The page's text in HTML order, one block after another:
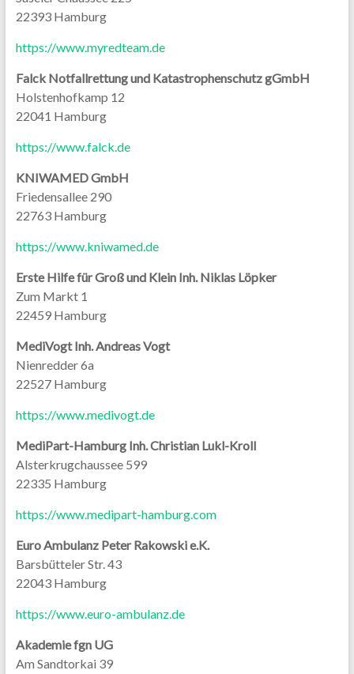
22393 Hamburg
https://www.myredteam.de
Falck Notfallrettung und Katastrophenschutz gGmbH
Holstenhofkamp 12
22041 Hamburg
https://www.falck.de
KNIWAMED GmbH
Friedensallee 290
22763 Hamburg
https://www.kniwamed.de
Erste Hilfe für Groß und Klein Inh. Niklas Löpker
Zum Markt 1
22459 Hamburg
MediVogt Inh. Andreas Vogt
Nienredder 6a
22527 Hamburg
https://www.medivogt.de
MediPart-Hamburg Inh. Christian Lukl-Kroll
Alsterkrugchaussee 599
22335 Hamburg
https://www.medipart-hamburg.com
Euro Ambulanz Peter Rakowski e.K.
Barsbütteler Str. 43
22043 Hamburg
https://www.euro-ambulanz.de
Akademie fgn UG
Am Sandtorkai 39